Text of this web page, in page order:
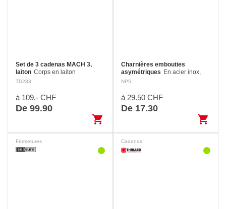
Set de 3 cadenas MACH 3,
laiton Corps en laiton
monobloc. Anse en acier
pênes. Joint d’étanchéité.
TD283
à 109.- CHF
De 99.90
shopping_cart
Charnières embouties
asymétriques En acier inox,
fixation par vis fraisées à tête
NP5
à 29.50 CHF
De 17.30
shopping_cart
Fermetures Cadenas